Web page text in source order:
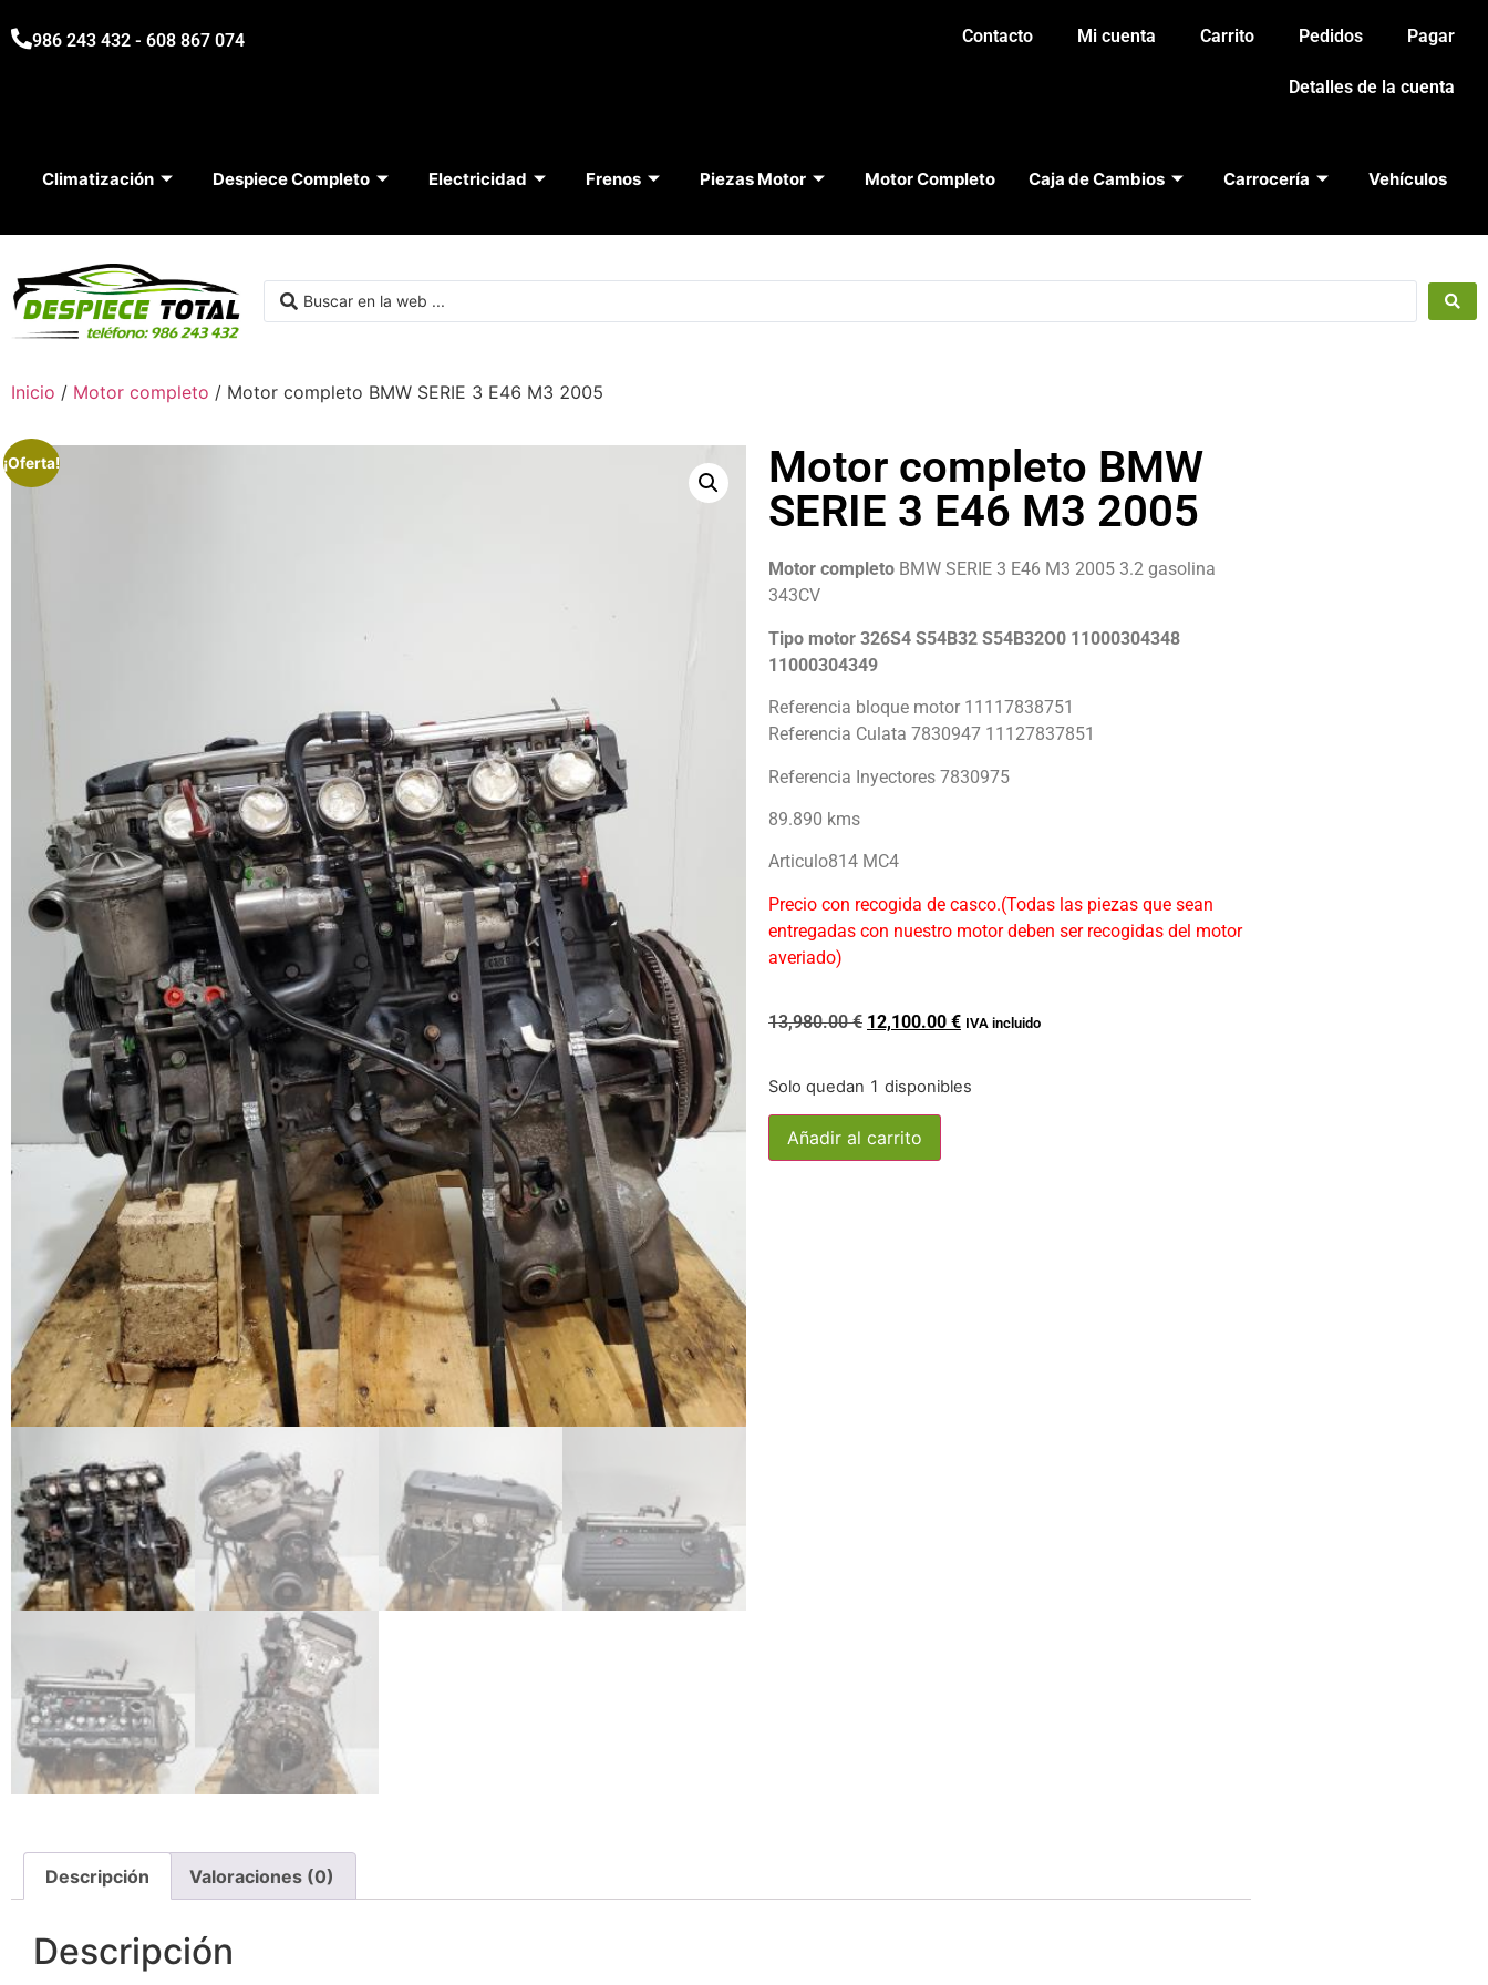
986 243 432 - 608 867 074 Contacto Mi cuenta Carrito Pedidos Pagar
Detalles de la cuenta
Climatización Despiece Completo Electricidad Frenos Piezas Motor Motor Completo Caja de Cambios Carrocería Vehículos
Inicio / Motor completo / Motor completo BMW SERIE 3 E46 M3 2005
¡Oferta!
Motor completo BMW
SERIE 3 E46 M3 2005
Motor completo BMW SERIE 3 E46 M3 2005 3.2 gasolina
343CV
Tipo motor 326S4 S54B32 S54B32O0 11000304348
11000304349
Referencia bloque motor 11117838751
Referencia Culata 7830947 11127837851
Referencia Inyectores 7830975
89.890 kms
Articulo814 MC4
Precio con recogida de casco.(Todas las piezas que sean
entregadas con nuestro motor deben ser recogidas del motor
averiado)
13,980.00€ 12,100.00 € IVA incluido
Solo quedan 1 disponibles
Añadir al carrito
Descripción Valoraciones (0)
Descripción